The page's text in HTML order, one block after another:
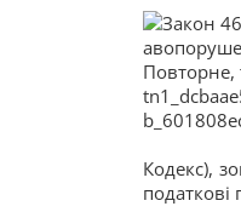
Кодекс),